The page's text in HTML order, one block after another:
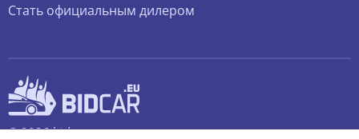
Стать официальным дилером
© 2026 bidcar.eu